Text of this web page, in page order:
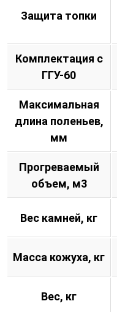
Защита топки
Комплектация с
ГГУ-60
Максимальная
длина поленьев,
мм
Прогреваемый
объем, м3
Вес камней, кг
Масса кожуха, кг
Вес, кг